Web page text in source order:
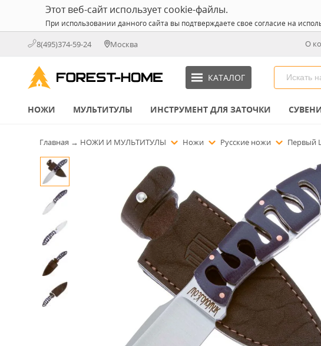
Этот веб-сайт использует cookie-файлы.
При использовании данного сайта вы подтверждаете свое согласие на
8(495)374-59-24 Москва О
КАТАЛОГ
НОЖИ МУЛЬТИТУЛЫ ИНСТРУМЕНТ ДЛЯ ЗАТОЧКИ
Главная → НОЖИ И МУЛЬТИТУЛЫ Ножи Русские ножи Первый